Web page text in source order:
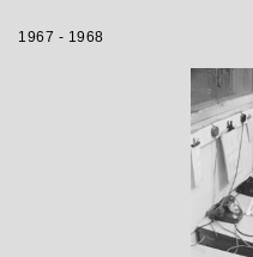
1967 - 1968